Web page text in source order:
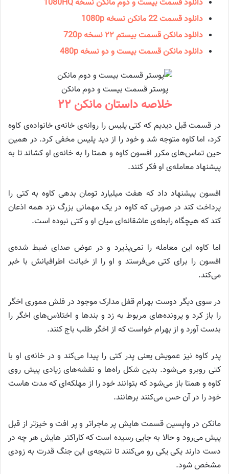
دانلود قسمت بیست و دوم مانکن نسخه 1080HQ
دانلود قسمت 22 مانكن نسخه 1080p
دانلود مانكن قسمت بیستم ۲۲ نسخه 720p
دانلود مانكن قسمت بیست و دو نسخه 480p
پوستر قسمت بیست و دوم مانکن
خلاصه داستان مانکن ۲۲
در قسمت قبل دیدیم که کتی پلیس را روانه‌ی خانه‌ی خانواده‌ی کاوه
کرد، اما کاوه متوجه شد و خود را از دید پلیس مخفی کرد. در همین
حین تماس‌های مکرر افسون کاوه و همتا را به خانه‌ی او کشاند تا به
پیشنهاد معامله‌ی او فکر کنند.
افسون پیشنهاد داد که هفت میلیارد تومان بدهی کاوه به کتی را
پرداخت کند در صورتی که کاوه در یک مهمانی بزرگ نزد همه اذعان
کند که هیچگاه رابطه‌ی عاشقانه‌ای میان او و کتی نبوده است.
اما کاوه این معامله را نمی‌پذیرد و در عوض صدای ضبط شده‌ی
افسون را برای کتی می‌فرستد و او را از خیانت اطرافیانش با خبر
می‌کند.
در سوی دیگر دوست بهرام قفل مدارک موجود در فلش مموری اخگر
را باز کرد و پرونده‌های مربوط به زد و بند‌ها و اختلاس‌های اخگر را
بدست آورد و از بهرام خواست که از اخگر طلب باج کنند.
پدر کاوه نیز عمویش یعنی پدر کتی را پیدا می‌کند و در خانه‌ی او با
کتی روبرو می‌شود. بدین شکل راه‌ها و نقشه‌های زیادی پیش روی
کاوه و همتا باز می‌شود که بتوانند خود را از مهلکه‌ای که مدت هاست
خود را در آن حس می‌کنند برهانند.
مانکن در واپسین قسمت هایش پر ماجرا‌تر و پر افت و خیز‌تر از قبل
پیش می‌رود و حالا به جایی رسیده است که کاراکتر هایش هر چه در
دست دارند یکی یکی رو می‌کنند تا نتیجه‌ی این جنگ قدرت به زودی
مشخص شود.